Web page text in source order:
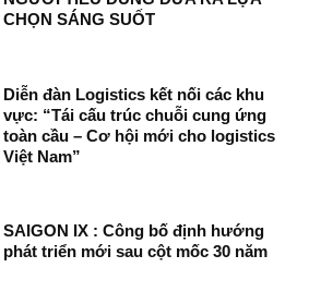
CHỌN SÁNG SUỐT
Diễn đàn Logistics kết nối các khu
vực: “Tái cấu trúc chuỗi cung ứng
toàn cầu – Cơ hội mới cho logistics
Việt Nam”
SAIGON IX : Công bố định hướng
phát triển mới sau cột mốc 30 năm